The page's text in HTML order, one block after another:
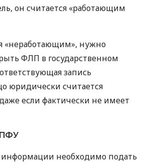
он считается «работающим
«неработающим», нужно
ФЛП в государственном
запись
юридически считается
если фактически не имеет
ПФУ
необходимо подать